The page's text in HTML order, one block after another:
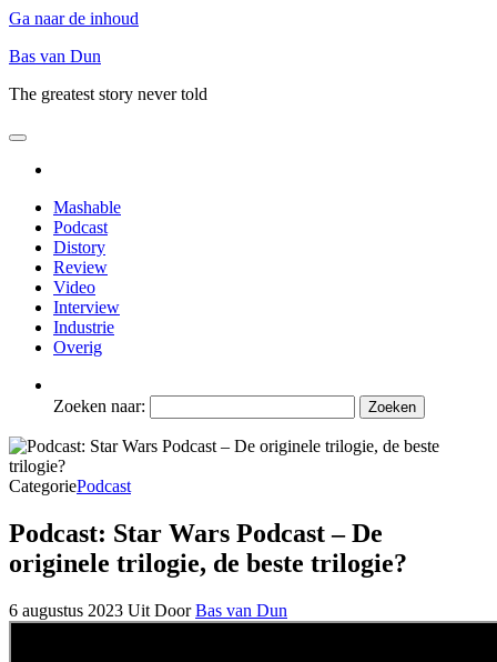
Ga naar de inhoud
Bas van Dun
The greatest story never told
Mashable
Podcast
Distory
Review
Video
Interview
Industrie
Overig
Zoeken naar:
CategoriePodcast
Podcast: Star Wars Podcast – De
originele trilogie, de beste trilogie?
6 augustus 2023 Uit Door Bas van Dun